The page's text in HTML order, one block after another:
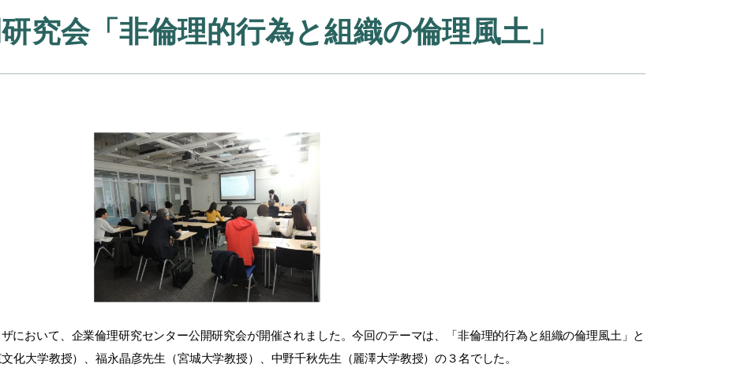
究会「非倫理的行為と組織の倫理風土」
において、企業倫理研究センター公開研究会が開催されました。今回のテーマは、「非倫理的行為と組織の倫理風土」と
化大学教授）、福永晶彦先生（宮城大学教授）、中野千秋先生（麗澤大学教授）の３名でした。